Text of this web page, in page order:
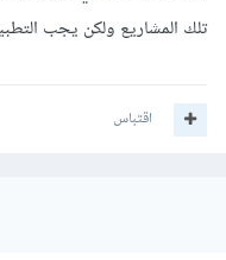
تلك المشاريع ولكن يجب
اقتباس